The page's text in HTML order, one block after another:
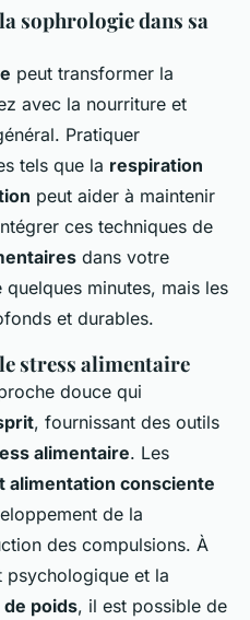
sophrologie dans sa
peut transformer la
avec la nourriture et
Pratiquer
tels que la respiration
peut aider à maintenir
ces techniques de
dans votre
minutes, mais les
et durables.
stress alimentaire
douce qui
, fournissant des outils
alimentaire. Les
alimentation consciente
de la
des compulsions. À
psychologique et la
poids, il est possible de